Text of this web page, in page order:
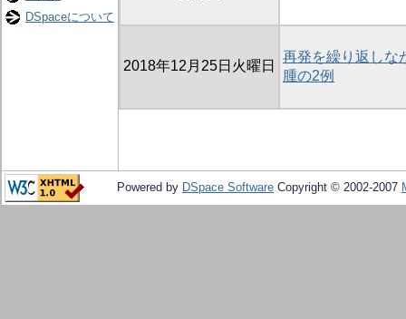
DSpaceについて
2018年12月25日火曜日
再発を繰り返しな
腫の2例
Powered by DSpace Software Copyright © 2002-2007